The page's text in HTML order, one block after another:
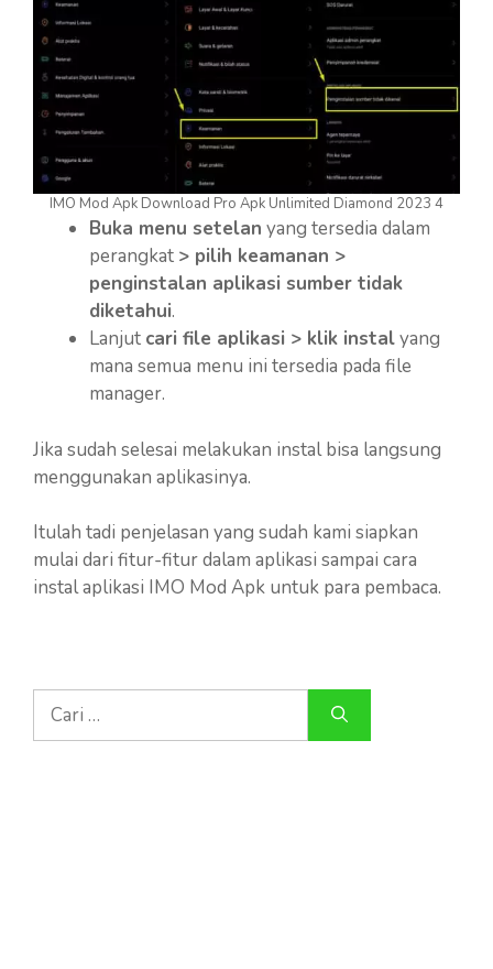
IMO Mod Apk Download Pro Apk Unlimited Diamond 2023 4
Buka menu setelan yang tersedia dalam
perangkat > pilih keamanan >
penginstalan aplikasi sumber tidak
diketahui.
Lanjut cari file aplikasi > klik instalyang
mana semua menu ini tersedia pada file
manager.
Jika sudah selesai melakukan instal bisa langsung
menggunakan aplikasinya.
Itulah tadi penjelasan yang sudah kami siapkan
mulai dari fitur-fitur dalam aplikasi sampai cara
instal aplikasi IMO Mod Apk untuk para pembaca.
Cari
untuk: